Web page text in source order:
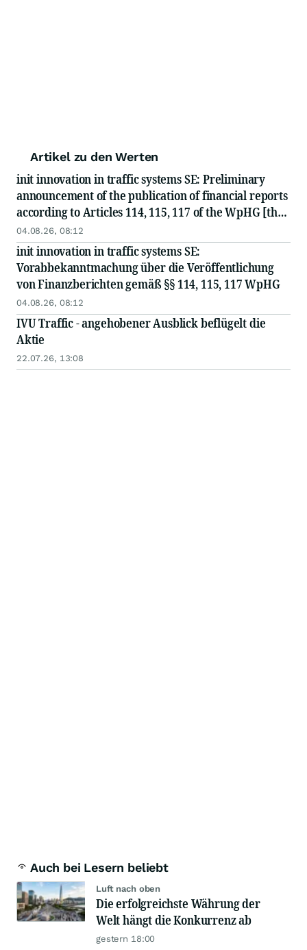
Artikel zu den Werten
init innovation in traffic systems SE: Preliminary
announcement of the publication of financial reports
according to Articles 114, 115, 117 of the WpHG [the
German Securities Act]
04.08.26, 08:12
init innovation in traffic systems SE:
Vorabbekanntmachung über die Veröffentlichung
von Finanzberichten gemäß §§ 114, 115, 117 WpHG
04.08.26, 08:12
IVU Traffic - angehobener Ausblick beflügelt die
Aktie
22.07.26, 13:08
Auch bei Lesern beliebt
Luft nach oben
Die erfolgreichste Währung der
Welt hängt die Konkurrenz ab
gestern 18:00